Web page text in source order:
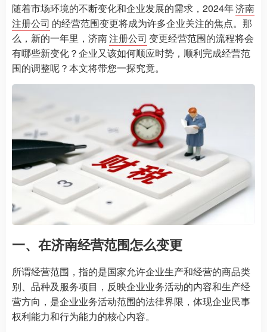
随着市场环境的不断变化和企业发展的需求，2024年济南
注册公司 的经营范围变更将成为许多企业关注的焦点。那
么，新的一年里，济南注册公司 变更经营范围的流程将会
有哪些新变化？企业又该如何顺应时势，顺利完成经营范
围的调整呢？本文将带您一探究竟。
一、在济南经营范围怎么变更
所谓经营范围，指的是国家允许企业生产和经营的商品类
别、品种及服务项目，反映企业业务活动的内容和生产经
营方向，是企业业务活动范围的法律界限，体现企业民事
权利能力和行为能力的核心内容。